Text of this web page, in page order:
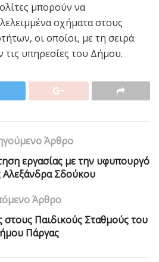
μπορούν να
οχήματα στους
οι οποίοι, με τη σειρά
υπηρεσίες του Δήμου.
Άρθρο
εργασίας με την υφυπουργό
Αλεξάνδρα Σδούκου
Άρθρο
στους Παιδικούς Σταθμούς του
Πάργας